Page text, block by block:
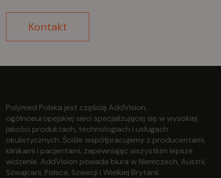
Kontakt
Polymed Polska jest częścią AddVision,
ogólnoeuropejskiej sieci specjalizującej się w wysokiej
jakości produktach, technologiach i usługach
okulistycznych. Ściśle współpracujemy z producentami,
klinikami i pacjentami, zapewniając wszystkim lepsze
widzenie. AddVision posiada biura w Niemczech, Austrii,
Szwajcarii, Polsce, Szwecji i Wielkiej Brytanii.